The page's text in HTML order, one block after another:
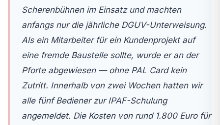
Scherenbühnen im Einsatz und machten
anfangs nur die jährliche DGUV-Unterweisung.
Als ein Mitarbeiter für ein Kundenprojekt auf
eine fremde Baustelle sollte, wurde er an der
Pforte abgewiesen — ohne PAL Card kein
Zutritt. Innerhalb von zwei Wochen hatten wir
alle fünf Bediener zur IPAF-Schulung
angemeldet. Die Kosten von rund 1.800 Euro für